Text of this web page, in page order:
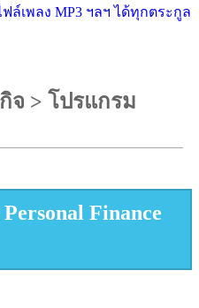
ล์เพลง MP3 ฯลฯ ได้ทุกตระกูล
จ > โปรแกรม
Finance